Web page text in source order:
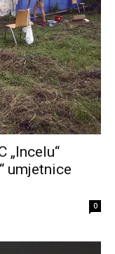
„Incelu“
umjetnice
0